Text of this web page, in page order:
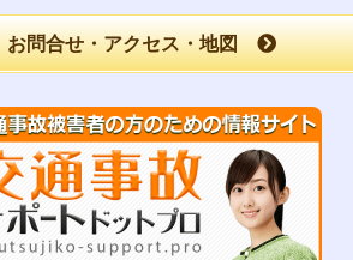
お問合せ・アクセス・地図